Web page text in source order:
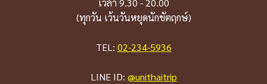
เวลา 9.30 - 20.00
(ทุกวัน เว้นวันหยุดนักขัตฤกษ์)
TEL: 02-234-5936
LINE ID: @unithaitrip